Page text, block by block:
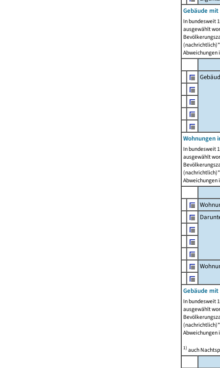
Gebäude
In bundesweit
ausgewählt
Abweichungen
Wohnungen
In bundesweit
ausgewählt
Abweichungen
Gebäude
In bundesweit
ausgewählt
Abweichungen
1)auch